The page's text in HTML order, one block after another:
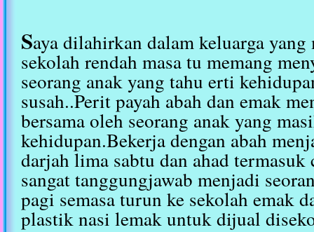
Saya dilahirkan dalam keluarga
sekolah rendah masa tu memang
seorang anak yang tahu erti
susah..Perit payah abah dan emak
bersama oleh seorang anak yang
kehidupan.Bekerja dengan abah
darjah lima sabtu dan ahad
sangat tanggungjawab menjadi
pagi semasa turun ke sekolah emak
plastik nasi lemak untuk dijual